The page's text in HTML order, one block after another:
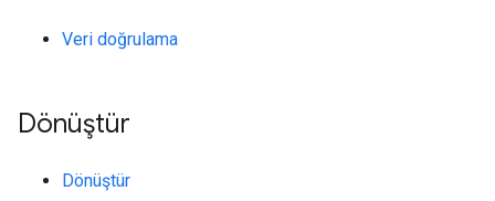
Veri doğrulama
Dönüştür
Dönüştür